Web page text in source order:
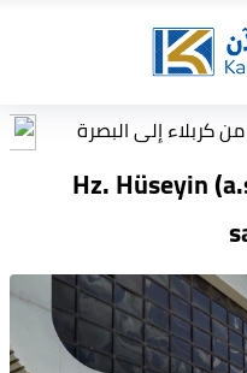
البصرة الداخلية
Hz. Hüseyin